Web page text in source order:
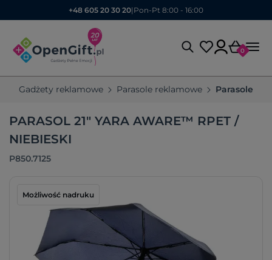
+48 605 20 30 20| Pon-Pt 8:00 - 16:00
0
Gadżety reklamowe Parasole reklamowe Parasole
PARASOL 21" YARA AWARE™ RPET /
NIEBIESKI
P850.7125
Możliwość nadruku